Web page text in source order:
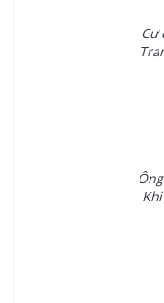
Cư